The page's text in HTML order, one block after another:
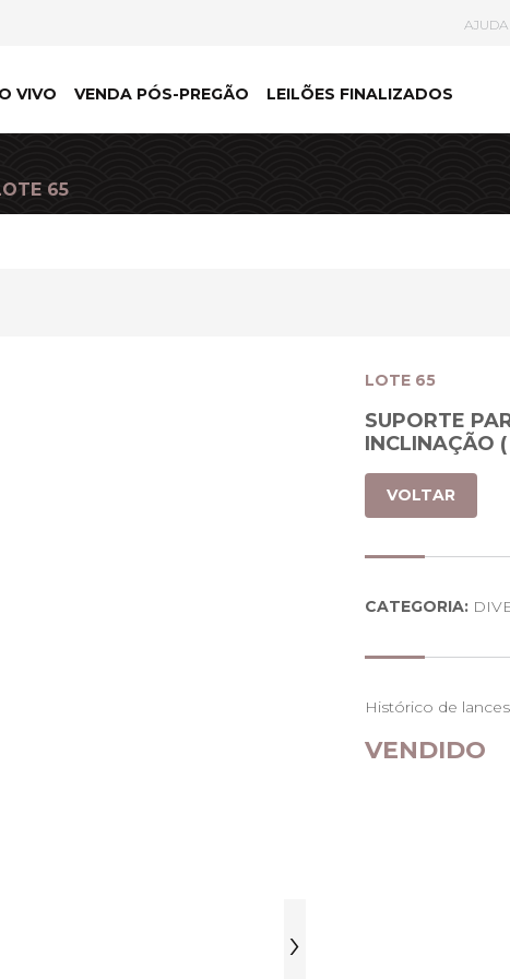
AJUDA
VIVO VENDA PÓS-PREGÃO LEILÕES FINALIZADOS
65
›
LOTE 65
SUPORTE
INCLINAÇÃO
VOLTAR
CATEGORIA:
Histórico de
VENDIDO